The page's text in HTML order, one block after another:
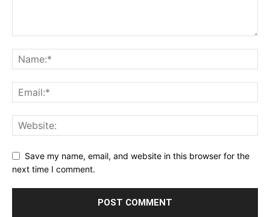
Save my name, email, and website in this browser for the
next time I comment.